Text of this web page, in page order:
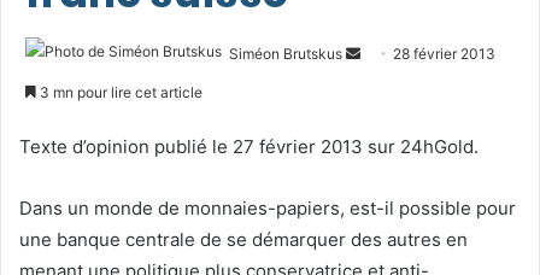
Siméon Brutskus
Envoyer28 février 2013
3 mn pour lire cet article
Texte d’opinion publié le 27 février 2013 sur 24hGold.
Dans un monde de monnaies-papiers, est-il possible pour
une banque centrale de se démarquer des autres en